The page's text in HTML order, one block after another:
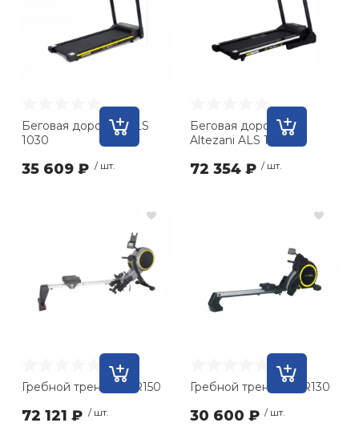
Беговая дорожка ALS
1030
35 609 ₽ / шт.
Беговая дорожка
Altezani ALS 1300 А
72 354 ₽ / шт.
Гребной тренажёр R150
72 121 ₽ / шт.
Гребной тренажёр R130
30 600 ₽ / шт.